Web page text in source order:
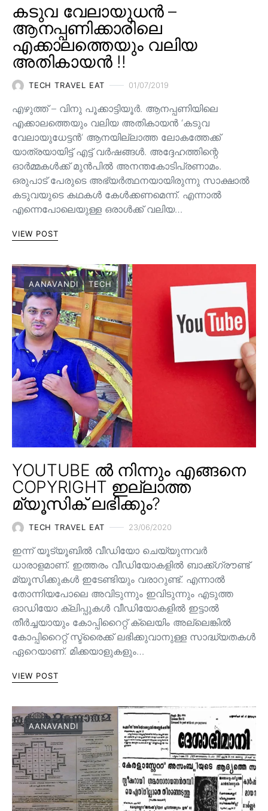
കടുവ വേലായുധൻ –
ആനപ്പണിക്കാരിലെ
എക്കാലത്തെയും വലിയ
അതികായൻ !!
TECH TRAVEL EAT 01/07/2019
എഴുത്ത് – വിനു പൂക്കാട്ടിയൂർ. ആനപ്പണിയിലെ
എക്കാലത്തെയും വലിയ അതികായൻ ‘കടുവ
വേലായുധേട്ടൻ’ ആനയില്ലാത്ത ലോകത്തേക്ക്
യാത്രയായിട്ട് എട്ട് വർഷങ്ങൾ. അദ്ദേഹത്തിന്റെ
ഓർമ്മകൾക്ക് മുൻപിൽ അനന്തകോടിപ്രണാമം.
ഒരുപാട് പേരുടെ അഭ്യർത്ഥനയായിരുന്നു സാക്ഷാൽ
കടുവയുടെ കഥകൾ കേൾക്കണമെന്ന്. എന്നാൽ
എന്നെപോലെയുള്ള ഒരാൾക്ക് വലിയ…
VIEW POST
AANAVANDI TECH
YOUTUBE ൽ നിന്നും എങ്ങനെ
COPYRIGHT ഇല്ലാത്ത
മ്യൂസിക് ലഭിക്കും?
TECH TRAVEL EAT 23/06/2020
ഇന്ന് യൂട്യൂബിൽ വീഡിയോ ചെയ്യുന്നവർ
ധാരാളമാണ്. ഇത്തരം വീഡിയോകളിൽ ബാക്ക്ഗ്രൗണ്ട്
മ്യൂസിക്കുകൾ ഇടേണ്ടിയും വരാറുണ്ട്. എന്നാൽ
തോന്നിയപോലെ അവിടുന്നും ഇവിടുന്നും എടുത്ത
ഓഡിയോ ക്ലിപ്പുകൾ വീഡിയോകളിൽ ഇട്ടാൽ
തീർച്ചയായും കോപ്പിറൈറ്റ് ക്ലെയിം അല്ലെങ്കിൽ
കോപ്പിറൈറ്റ് സ്ട്രൈക്ക് ലഭിക്കുവാനുള്ള സാദ്ധ്യതകൾ
ഏറെയാണ്. മിക്കയാളുകളും…
VIEW POST
AANAVANDI